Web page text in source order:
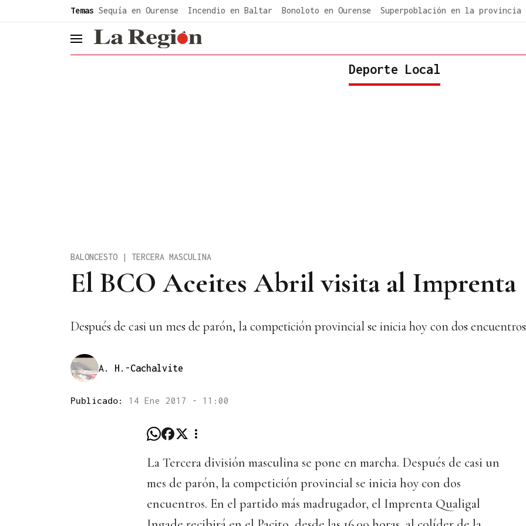
Temas Sequía en Ourense Incendio en Baltar Bonoloto en Ourense Superpoblación en la provincia
header.menu.open
Deporte Local
El BCO Aceites Abril visita al Imprenta
BALONCESTO | TERCERA MASCULINA
Después de casi un mes de parón, la competición provincial se inicia hoy con dos
A. H.-Cachalvite
Publicado: 14 Ene 2017 - 11:00
La Tercera división masculina se pone en marcha. Después de casi un
mes de parón, la competición provincial se inicia hoy con dos
encuentros. En el partido más madrugador, el Imprenta Qualigal